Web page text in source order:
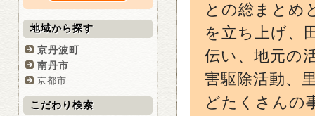
との総まとめ
を立ち上げ、
伝い、地元の
害駆除活動、
どたくさんの
地域から探す
京丹波町
南丹市
京都市
こだわり検索